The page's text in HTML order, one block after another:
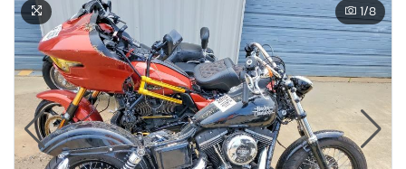
1/8